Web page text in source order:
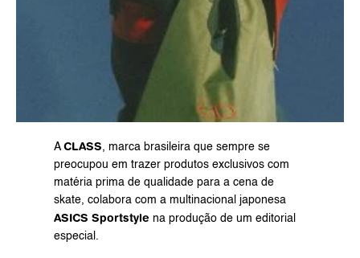
A CLASS, marca brasileira que sempre se
preocupou em trazer produtos exclusivos com
matéria prima de qualidade para a cena de
skate, colabora com a multinacional japonesa
ASICS Sportstyle na produção de um editorial
especial.